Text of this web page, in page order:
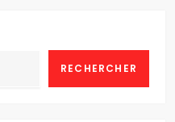
RECHERCHER